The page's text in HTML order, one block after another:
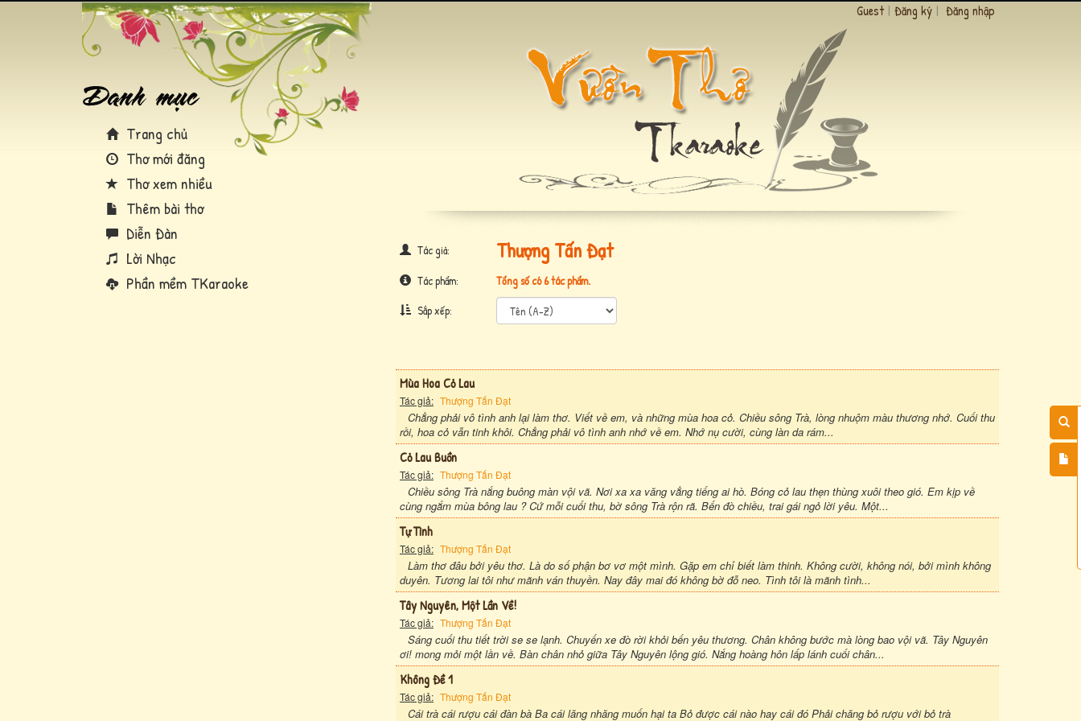
Trang chủ
Thơ mới đăng
Thơ xem nhiều
Thêm bài thơ
Diễn Đàn
Lời Nhạc
Phần mềm TKaraoke
Guest | Đăng ký | Đăng nhập
Tác giả: Thượng Tấn Đạt
Tác phẩm:
Tổng số có 6 tác phẩm.
Sắp xếp:
Mùa Hoa Cỏ Lau
Tác giả: Thượng Tấn Đạt
Chẳng phải vô tình anh lại làm thơ. Viết về em, và những mùa hoa cỏ. Chiều sông Trà, lòng nhuộm màu thương nhớ. Cuối thu
rồi, hoa cỏ vẫn tinh khôi. Chẳng phải vô tình anh nhớ về em. Nhớ nụ cười, cùng làn da rám...
Cỏ Lau Buồn
Tác giả: Thượng Tấn Đạt
Chiều sông Trà nắng buông màn vội vã. Nơi xa xa văng vẳng tiếng ai hò. Bóng cỏ lau thẹn thùng xuôi theo gió. Em kịp về
cùng ngắm mùa bông lau ? Cứ mỗi cuối thu, bờ sông Trà rộn rã. Bến đò chiều, trai gái ngỏ lời yêu. Một...
Tự Tình
Tác giả: Thượng Tấn Đạt
Làm thơ đâu bởi yêu thơ. Là do số phận bơ vơ một mình. Gặp em chỉ biết làm thinh. Không cười, không nói, bởi mình không
duyên. Tương lai tôi như mãnh ván thuyền. Nay đây mai đó không bờ đỗ neo. Tình tôi là mãnh tình...
Tây Nguyên, Một Lần Về!
Tác giả: Thượng Tấn Đạt
Sáng cuối thu tiết trời se se lạnh. Chuyến xe đò rời khỏi bến yêu thương. Chân không bước mà lòng bao vội vã. Tây Nguyên
ơi! mong mỏi một lần về. Bàn chân nhỏ giữa Tây Nguyên lộng gió. Nắng hoàng hôn lấp lánh cuối chân...
Không Đề 1
Tác giả: Thượng Tấn Đạt
Cái trà cái rượu cái đàn bà Ba cái lăng nhăng muốn hại ta Bỏ được cái nào hay cái đó Phải chăng bỏ rượu với bỏ trà